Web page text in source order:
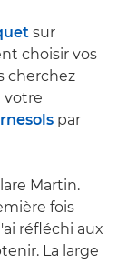
sur
choisir vos
cherchez
votre
par
Martin.
fois
réfléchi aux
La large